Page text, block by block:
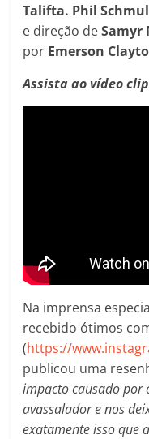
Talifta. Phil
e direção deSamyr
por Emerson
Assista ao vídeo
Na imprensa
recebido ótimos
(https://
publicou uma
impacto causado por
avassalador e nos
exatamente isso que